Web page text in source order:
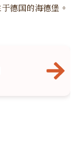
德国的海德堡。